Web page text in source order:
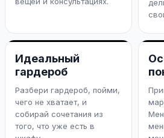
Идеальный
гардероб
Разбери гардероб, пойми,
чего не хватает, и
собирай сочетания из
того, что уже есть в